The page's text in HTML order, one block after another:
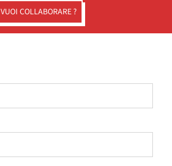
VUOI COLLABORARE ?